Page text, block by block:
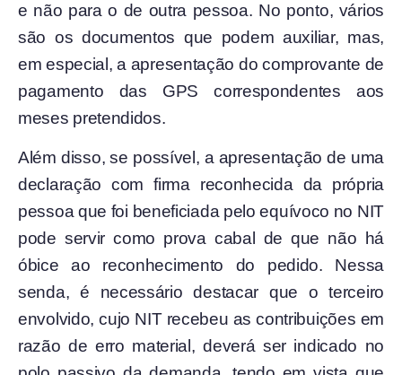
e não para o de outra pessoa. No ponto, vários
são os documentos que podem auxiliar, mas,
em especial, a apresentação do comprovante de
pagamento das GPS correspondentes aos
meses pretendidos.
Além disso, se possível, a apresentação de uma
declaração com firma reconhecida da própria
pessoa que foi beneficiada pelo equívoco no NIT
pode servir como prova cabal de que não há
óbice ao reconhecimento do pedido. Nessa
senda, é necessário destacar que o terceiro
envolvido, cujo NIT recebeu as contribuições em
razão de erro material, deverá ser indicado no